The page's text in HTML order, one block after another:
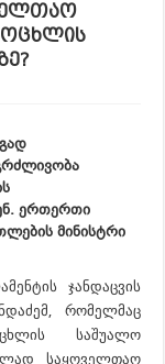
ერთერთი
მინისტრი
ჯანდაცვის
რომელმაც
საშუალო
საყოველთაო